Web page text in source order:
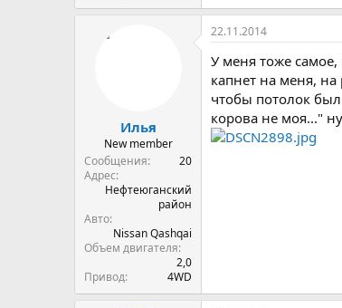
Илья
New member
Сообщения
20
Адрес
Нефтеюганский
район
Авто
Nissan Qashqai
Объем двигателя
2,0
Привод
4WD
22.11.2014
У меня тоже самое,
капнет на меня, на
чтобы потолок
корова не моя..."